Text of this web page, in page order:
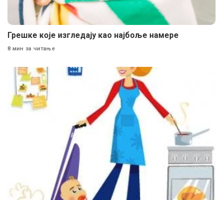
Грешке које изгледају као најбоље намере
8 мин за читање